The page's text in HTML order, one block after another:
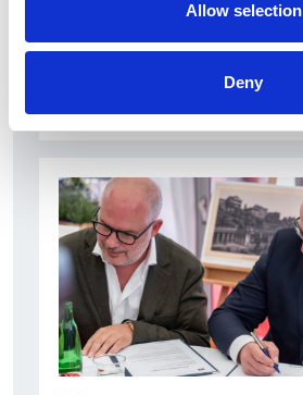
Allow selection
Deny
půlmaraton Praha